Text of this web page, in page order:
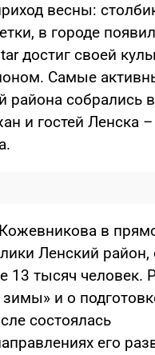
весны:
в городе
достиг своей
Самые
района собрались
и гостей Ленска
в
Ленский
тысяч человек.
и о
состоялась
его